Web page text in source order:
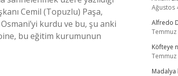
Cemil (Topuzlu) Paşa,
kurdu ve bu, şu anki
bu eğitim kurumunun
Ağustos
Alfredo
Temmuz
Köfteye
Temmuz
Madalya